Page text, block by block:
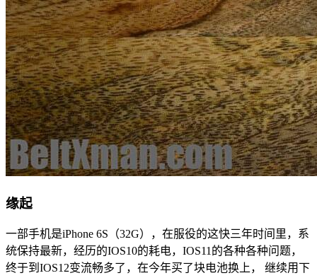
缘起
一部手机是iPhone 6S（32G），在服役的这快三年时间里，系
统保持最新，经历的IOS10的耗电，IOS11的各种各种问题，
终于到IOS12变流畅多了，在今年买了块电池换上， 继续用下